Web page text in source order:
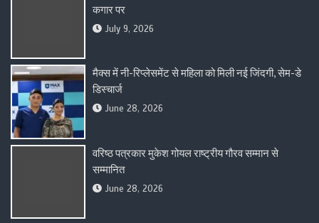
कगार पर
July 9, 2026
मैक्स में नी-रिप्लेसमेंट से महिला को मिली नई जिंदगी, सेम-डे
डिस्चार्ज
June 28, 2026
वरिष्ठ पत्रकार मुकेश गोयल राष्ट्रीय गौरव सम्मान से
सम्मानित
June 28, 2026